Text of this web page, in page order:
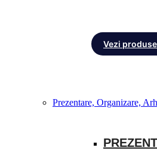
Vezi
Prezentare, Organizare,